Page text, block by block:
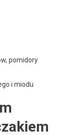
pomidory
i miodu.